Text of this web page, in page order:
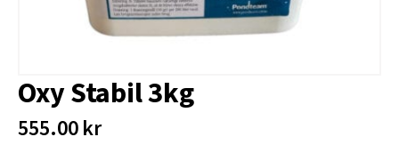
Oxy Stabil 3kg
555.00kr